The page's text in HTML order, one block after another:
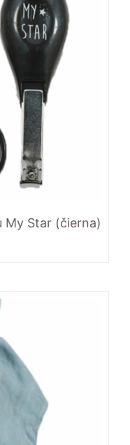
My Star (čierna)